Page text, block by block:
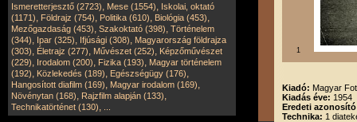
Ismeretterjesztő (2723), Mese (1554), Iskolai, oktató
(1171), Földrajz (754), Politika (610), Biológia (453),
Mezőgazdaság (453), Szakoktató (398), Történelem
(344), Ipar (325), Ifjúsági (308), Magyarország földrajza
(303), Életrajz (277), Művészet (252), Képzőművészet
(229), Irodalom (200), Fizika (193), Magyar történelem
(192), Közlekedés (189), Egészségügy (176),
Hangosított diafilm (169), Magyar irodalom (169),
Növénytan (168), Rajzfilm alapján (133),
Technikatörténet (130),
1
Kiadó: Magyar
Kiadás éve: 1954
Eredeti
Technika: 1